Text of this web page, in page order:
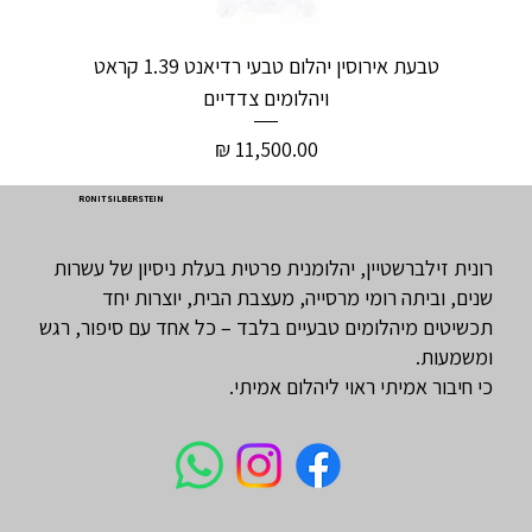
טבעת אירוסין יהלום טבעי רדיאנט 1.39 קראט
ויהלומים צדדיים
מחיר
RONIT SILBERSTEIN
רונית זילברשטיין, יהלומנית פרטית בעלת ניסיון של עשרות
שנים, וביתה רומי מרסייה, מעצבת הבית, יוצרות יחד
תכשיטים מיהלומים טבעיים בלבד – כל אחד עם סיפור, רגש
ומשמעות.
כי חיבור אמיתי ראוי ליהלום אמיתי.